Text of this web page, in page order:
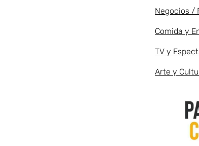
Negocios /
Comida y
TV y
Arte y